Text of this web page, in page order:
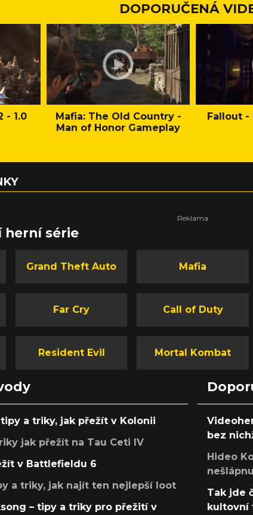
DOPORUČENÁ
- 1.0
Mafia: The Old Country -
Man of Honor Gameplay
Fallout -
herní série
Grand Theft Auto Mafia
Far Cry Call of Duty
Resident Evil Mortal Kombat
tipy a triky, jak přežít v Kolonii
jak přežít na Tau Ceti IV
v Battlefieldu 6
a triky, jak najít ten nejlepší loot
– tipy a triky pro přežití v
bez
Hideo
Tak jde
kultovní